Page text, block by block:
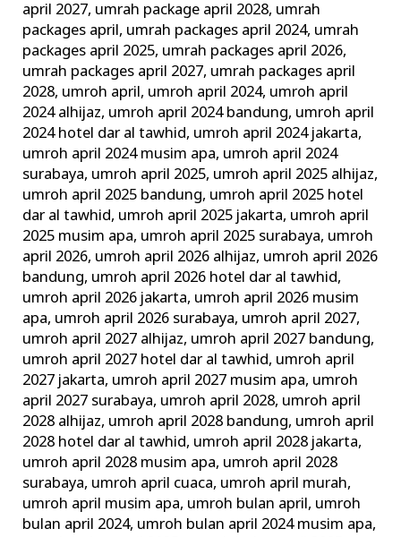
april 2027, umrah package april 2028, umrah
packages april, umrah packages april 2024, umrah
packages april 2025, umrah packages april 2026,
umrah packages april 2027, umrah packages april
2028, umroh april, umroh april 2024, umroh april
2024 alhijaz, umroh april 2024 bandung, umroh april
2024 hotel dar al tawhid, umroh april 2024 jakarta,
umroh april 2024 musim apa, umroh april 2024
surabaya, umroh april 2025, umroh april 2025 alhijaz,
umroh april 2025 bandung, umroh april 2025 hotel
dar al tawhid, umroh april 2025 jakarta, umroh april
2025 musim apa, umroh april 2025 surabaya, umroh
april 2026, umroh april 2026 alhijaz, umroh april 2026
bandung, umroh april 2026 hotel dar al tawhid,
umroh april 2026 jakarta, umroh april 2026 musim
apa, umroh april 2026 surabaya, umroh april 2027,
umroh april 2027 alhijaz, umroh april 2027 bandung,
umroh april 2027 hotel dar al tawhid, umroh april
2027 jakarta, umroh april 2027 musim apa, umroh
april 2027 surabaya, umroh april 2028, umroh april
2028 alhijaz, umroh april 2028 bandung, umroh april
2028 hotel dar al tawhid, umroh april 2028 jakarta,
umroh april 2028 musim apa, umroh april 2028
surabaya, umroh april cuaca, umroh april murah,
umroh april musim apa, umroh bulan april, umroh
bulan april 2024, umroh bulan april 2024 musim apa,